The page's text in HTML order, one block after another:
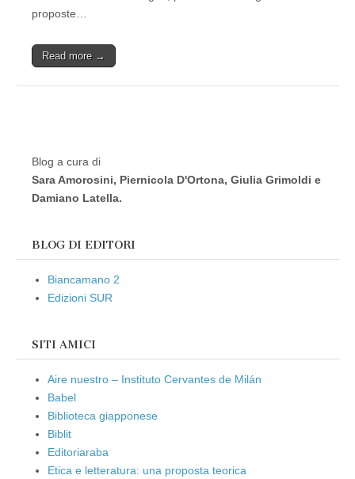
proposte…
Read more →
Blog a cura di
Sara Amorosini, Piernicola D'Ortona, Giulia Grimoldi e
Damiano Latella.
BLOG DI EDITORI
Biancamano 2
Edizioni SUR
SITI AMICI
Aire nuestro – Instituto Cervantes de Milán
Babel
Biblioteca giapponese
Biblit
Editoriaraba
Etica e letteratura: una proposta teorica